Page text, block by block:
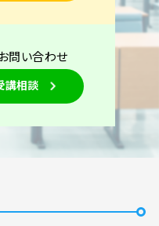
問い合わせ
講相談